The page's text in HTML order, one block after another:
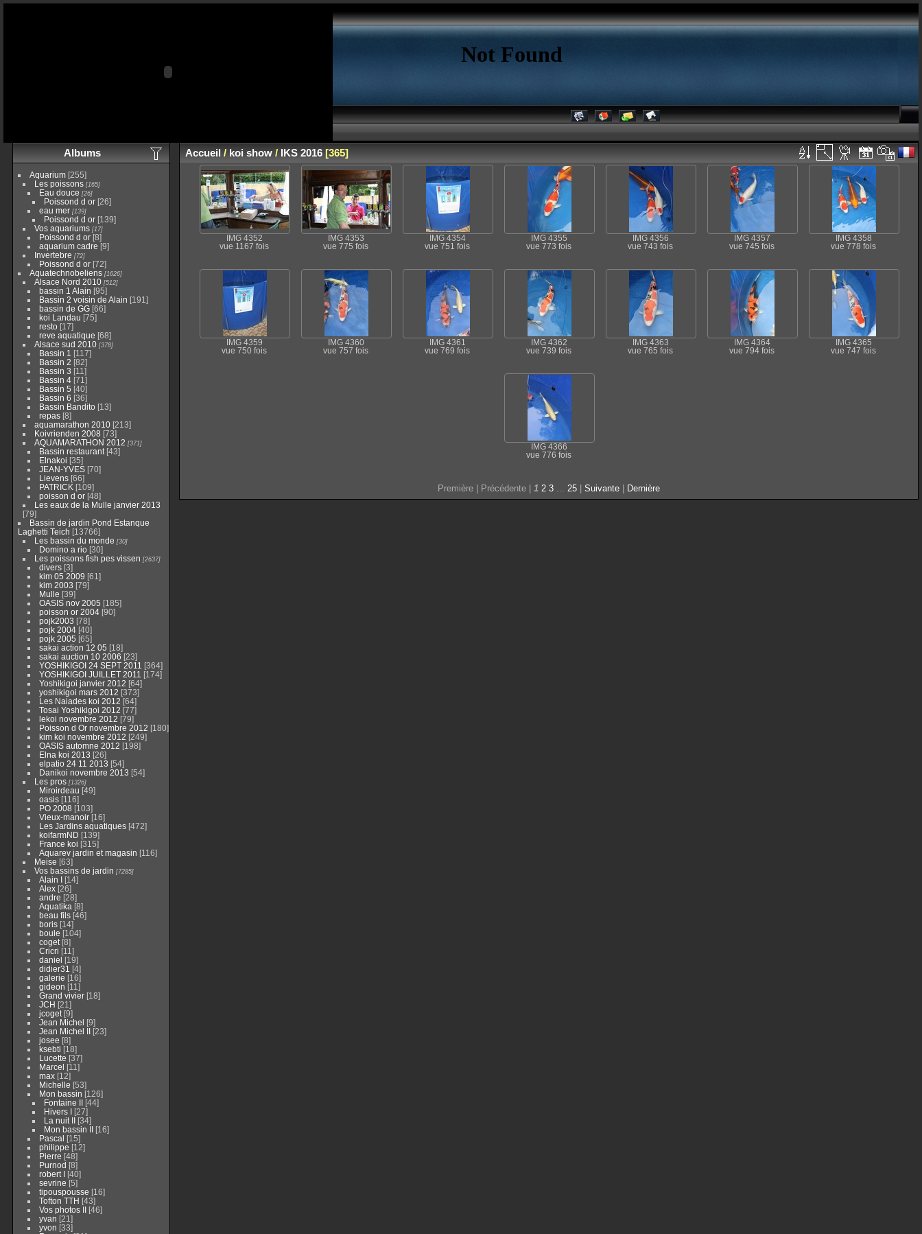
Albums
Aquarium [255]
Les poissons [165]
Eau douce [26]
Poissond d or [26]
eau mer [139]
Poissond d or [139]
Vos aquariums [17]
Poissond d or [8]
aquarium cadre [9]
Invertebre [72]
Poissond d or [72]
Aquatechnobeliens [1626]
Alsace Nord 2010 [512]
bassin 1 Alain [95]
Bassin 2 voisin de Alain [191]
bassin de GG [66]
koi Landau [75]
resto [17]
reve aquatique [68]
Alsace sud 2010 [378]
Bassin 1 [117]
Bassin 2 [82]
Bassin 3 [11]
Bassin 4 [71]
Bassin 5 [40]
Bassin 6 [36]
Bassin Bandito [13]
repas [8]
aquamarathon 2010 [213]
Koivrienden 2008 [73]
AQUAMARATHON 2012 [371]
Bassin restaurant [43]
Elnakoi [35]
JEAN-YVES [70]
Lievens [66]
PATRICK [109]
poisson d or [48]
Les eaux de la Mulle janvier 2013
[79]
Bassin de jardin Pond Estanque
Laghetti Teich [13766]
Les bassin du monde [30]
Domino a rio [30]
Les poissons fish pes vissen [2637]
divers [3]
kim 05 2009 [61]
kim 2003 [79]
Mulle [39]
OASIS nov 2005 [185]
poisson or 2004 [90]
pojk2003 [78]
pojk 2004 [40]
pojk 2005 [65]
sakai action 12 05 [18]
sakai auction 10 2006 [23]
YOSHIKIGOI 24 SEPT 2011 [364]
YOSHIKIGOI JUILLET 2011 [174]
Yoshikigoi janvier 2012 [64]
yoshikigoi mars 2012 [373]
Les Naiades koi 2012 [64]
Tosai Yoshikigoi 2012 [77]
lekoi novembre 2012 [79]
Poisson d Or novembre 2012 [180]
kim koi novembre 2012 [249]
OASIS automne 2012 [198]
Elna koi 2013 [26]
elpatio 24 11 2013 [54]
Danikoi novembre 2013 [54]
Les pros [1326]
Miroirdeau [49]
oasis [116]
PO 2008 [103]
Vieux-manoir [16]
Les Jardins aquatiques [472]
koifarmND [139]
France koi [315]
Aquarev jardin et magasin [116]
Meise [63]
Vos bassins de jardin [7285]
Alain I [14]
Alex [26]
andre [28]
Aquatika [8]
beau fils [46]
boris [14]
boule [104]
coget [8]
Cricri [11]
daniel [19]
didier31 [4]
galerie [16]
gideon [11]
Grand vivier [18]
JCH [21]
jcoget [9]
Jean Michel [9]
Jean Michel II [23]
josee [8]
ksebti [18]
Lucette [37]
Marcel [11]
max [12]
Michelle [53]
Mon bassin [126]
Fontaine II [44]
Hivers I [27]
La nuit II [34]
Mon bassin II [16]
Pascal [15]
philippe [12]
Pierre [48]
Purnod [8]
robert I [40]
sevrine [5]
tipouspousse [16]
Tofton TTH [43]
Vos photos II [46]
yvan [21]
yvon [33]
Accueil/ koi show/ IKS 2016[365]
IMG 4352
vue 1167 fois
IMG 4353
vue 775 fois
IMG 4354
vue 751 fois
IMG 4355
vue 773 fois
IMG 4356
vue 743 fois
IMG 4357
vue 745 fois
IMG 4358
vue 778 fois
IMG 4359
vue 750 fois
IMG 4360
vue 757 fois
IMG 4361
vue 769 fois
IMG 4362
vue 739 fois
IMG 4363
vue 765 fois
IMG 4364
vue 794 fois
IMG 4365
vue 747 fois
IMG 4366
vue 776 fois
Première | Précédente | 1 2 3 ... 25 Suivante Dernière